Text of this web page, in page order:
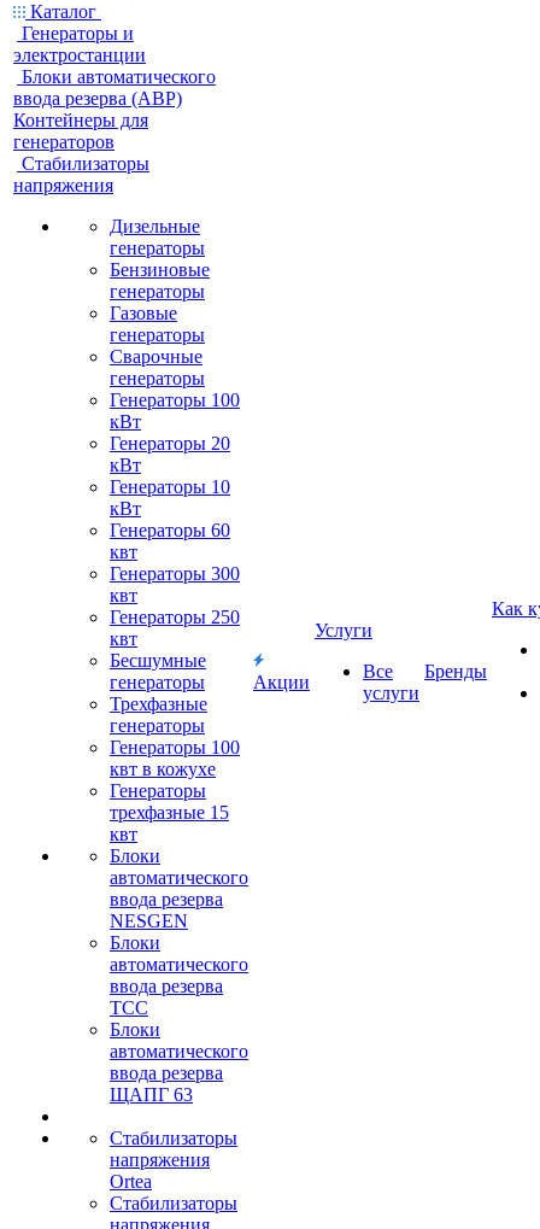
Каталог
Генераторы и
электростанции
Блоки автоматического
ввода резерва (АВР)
Контейнеры для
генераторов
Стабилизаторы
напряжения
Дизельные
генераторы
Бензиновые
генераторы
Газовые
генераторы
Сварочные
генераторы
Генераторы 100
кВт
Генераторы 20
кВт
Генераторы 10
кВт
Генераторы 60
квт
Генераторы 300
квт
Генераторы 250
квт
Бесшумные
генераторы
Трехфазные
генераторы
Генераторы 100
квт в кожухе
Генераторы
трехфазные 15
квт
Блоки
автоматического
ввода резерва
NESGEN
Блоки
автоматического
ввода резерва
ТСС
Блоки
автоматического
ввода резерва
ЩАПГ 63
Стабилизаторы
напряжения
Ortea
Стабилизаторы
напряжения
Акции
Услуги
Все
услуги
Бренды
Как